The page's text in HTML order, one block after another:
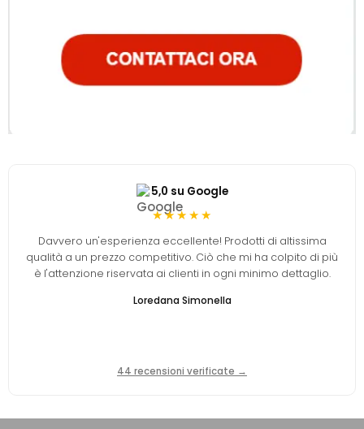
5,0 su Google
★★★★★
Davvero un'esperienza eccellente! Prodotti di altissima
qualità a un prezzo competitivo. Ciò che mi ha colpito di più
è l'attenzione riservata ai clienti in ogni minimo dettaglio.
Loredana Simonella
44 recensioni verificate →